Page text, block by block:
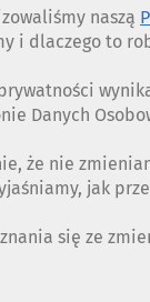
naszą
i dlaczego to
Danych
że nie
jak
się ze